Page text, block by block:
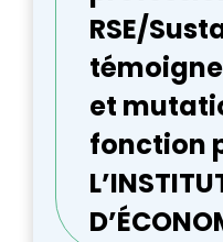
RSE/
et
fonction